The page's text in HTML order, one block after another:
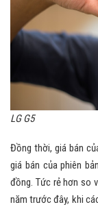
LG G5
Đồng thời, giá bán
giá bán của phiên
đồng. Tức rẻ hơn so
năm trước đây, khi